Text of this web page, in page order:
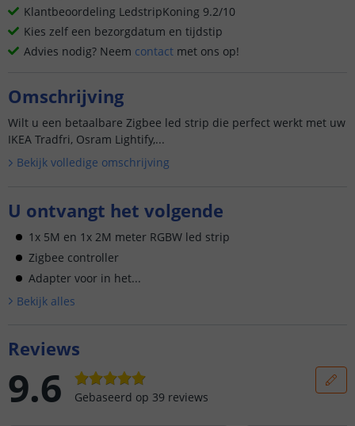
Klantbeoordeling LedstripKoning 9.2/10
Kies zelf een bezorgdatum en tijdstip
Advies nodig? Neem contact met ons op!
Omschrijving
Wilt u een betaalbare Zigbee led strip die perfect werkt met uw
IKEA Tradfri, Osram Lightify,...
Bekijk volledige omschrijving
U ontvangt het volgende
1x 5M en 1x 2M meter RGBW led strip
Zigbee controller
Adapter voor in het...
Bekijk alles
Reviews
9.6 Gebaseerd op 39 reviews